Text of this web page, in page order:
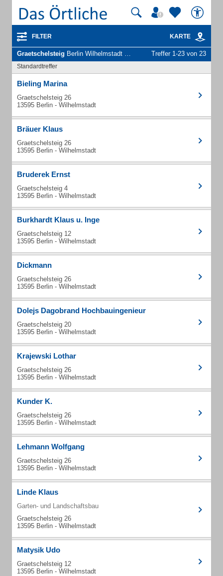
FILTER KARTE
Graetschelsteig Berlin Wilhelmstadt - Unternehmen und Personen Treffer 1-23 von 23
Standardtreffer
Bieling Marina
Graetschelsteig 26
13595 Berlin - Wilhelmstadt
Bräuer Klaus
Graetschelsteig 26
13595 Berlin - Wilhelmstadt
Bruderek Ernst
Graetschelsteig 4
13595 Berlin - Wilhelmstadt
Burkhardt Klaus u. Inge
Graetschelsteig 12
13595 Berlin - Wilhelmstadt
Dickmann
Graetschelsteig 26
13595 Berlin - Wilhelmstadt
Dolejs Dagobrand Hochbauingenieur
Graetschelsteig 20
13595 Berlin - Wilhelmstadt
Krajewski Lothar
Graetschelsteig 26
13595 Berlin - Wilhelmstadt
Kunder K.
Graetschelsteig 26
13595 Berlin - Wilhelmstadt
Lehmann Wolfgang
Graetschelsteig 26
13595 Berlin - Wilhelmstadt
Linde Klaus
Garten- und Landschaftsbau
Graetschelsteig 26
13595 Berlin - Wilhelmstadt
Matysik Udo
Graetschelsteig 12
13595 Berlin - Wilhelmstadt